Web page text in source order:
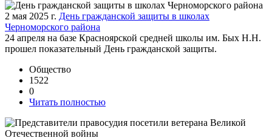
2 мая 2025 г. День гражданской защиты в школах
Черноморского района
24 апреля на базе Красноярской средней школы им. Бых Н.Н.
прошел показательный День гражданской защиты.
Общество
1522
0
Читать полностью